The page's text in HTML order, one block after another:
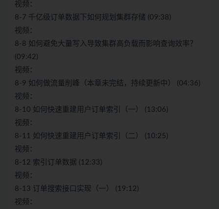
视频：
8-7 千亿级订单数据下如何规划集群存储 (09:38)
视频：
8-8 如何避免大量写入导致集群高负载而影响查询效率？
(09:42)
视频：
8-9 如何做流量削峰（本章未完结，持续更新中） (04:36)
视频：
8-10 如何快速重建用户订单索引（一） (13:06)
视频：
8-11 如何快速重建用户订单索引（二） (10:25)
视频：
8-12 索引订单数据 (12:33)
视频：
8-13 订单搜索接口实现（一） (19:12)
视频：